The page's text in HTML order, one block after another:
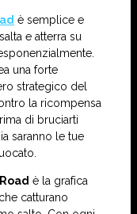
è semplice e
e atterra su
una forte
strategico del
la ricompensa
di bruciarti
saranno le tue
è la grafica
catturano